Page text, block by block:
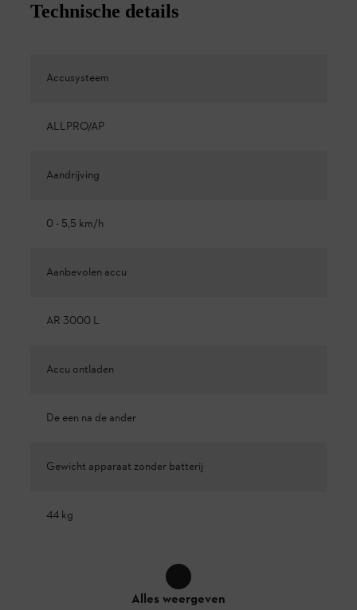
Technische details
Accusysteem
ALLPRO/AP
Aandrijving
0 - 5,5 km/h
Aanbevolen accu
AR 3000 L
Accu ontladen
De een na de ander
Gewicht apparaat zonder batterij
44 kg
Alles weergeven